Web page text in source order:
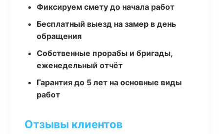
Фиксируем смету до начала работ
Бесплатный выезд на замер в день
обращения
Собственные прорабы и бригады,
еженедельный отчёт
Гарантия до 5 лет на основные виды
работ
Отзывы клиентов